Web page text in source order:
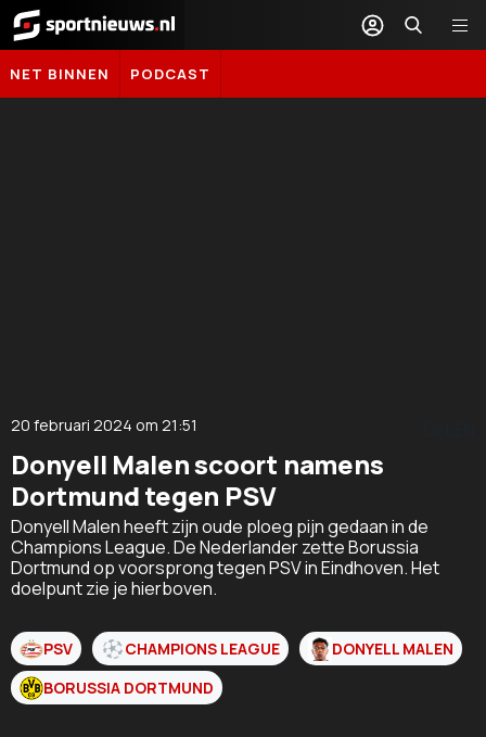
Sportnieuws.nl
NET BINNEN PODCAST
20 februari 2024 om 21:51
Donyell Malen scoort namens
Dortmund tegen PSV
Donyell Malen heeft zijn oude ploeg pijn gedaan in de
Champions League. De Nederlander zette Borussia
Dortmund op voorsprong tegen PSV in Eindhoven. Het
doelpunt zie je hierboven.
PSV CHAMPIONS LEAGUE
DONYELL MALEN
BORUSSIA DORTMUND